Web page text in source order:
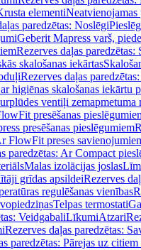
elementiNeatvienojamas
paredzētas: Noslēgi
Geberit Mapress varš,
Rezerves daļas
skalošanas iekārtas
Rezerves daļas
higiēnas skalošanas iekārtu
ventiļi zemapmetuma
presēšanas
presēšanas pieslēgumiem
FlowFit preses
paredzētas: Ar Compact
Malas izolācijas joslas
grīdas apsildeiRezerves
regulēšanas vienības
Telpas termostati
VeidgabaliLīkumiAtzari
Rezerves daļas paredzētas:
paredzētas: Pārejas uz